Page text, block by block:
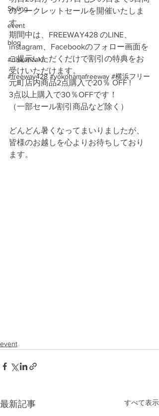
Styling
event
blog
#daikanzaka
#freeway428 #yokohamafreeway #横浜フリー
のシークレットセールを開催いたしま
す。
期間中は、FREEWAY428 のLINE、
instagram、Facebookのフォロー画面を
ご提示いただくだけで割引の特典をお
受けいただけます。
元町店内商品2点購入で20％ OFF !
3点以上購入で30％OFFです！
（一部セール割引商品など除く）
どんどん暑くなってまいりましたが、
皆様のお越しを心よりお待ちしており
ます。
event
最新記事 すべて表示